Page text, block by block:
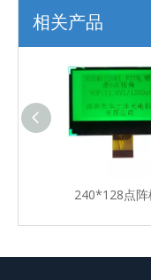
相关产品
240*128点阵